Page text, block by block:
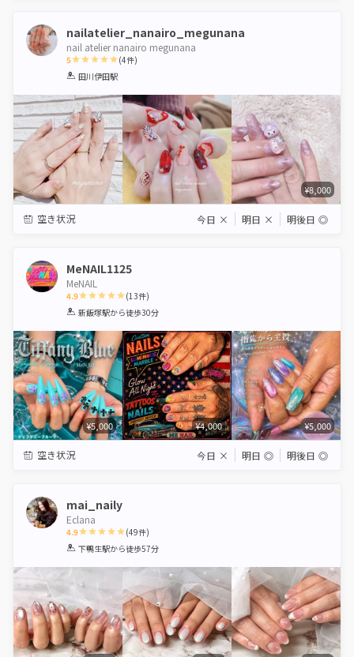
nailatelier_nanairo_megunana
nail atelier nanairo megunana
5
1 2 3 4 5
(4件)
田川伊田駅
¥8,000
空き状況 今日 × 明日 × 明後日 ◎
MeNAIL1125
MeNAIL
4.9
1 2 3 4 5
(13件)
新飯塚駅から徒歩30分
¥5,000 ¥4,000 ¥5,000
空き状況 今日 × 明日 ◎ 明後日 ◎
mai_naily
Eclana
4.9
1 2 3 4 5
(49件)
下鴨生駅から徒歩57分